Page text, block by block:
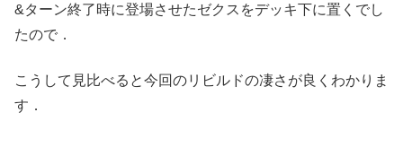
&ターン終了時に登場させたゼクスをデッキ下に置くでし
たので．
こうして見比べると今回のリビルドの凄さが良くわかりま
す．